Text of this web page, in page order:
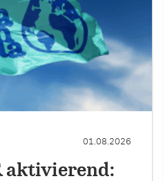
01.08.2026
aktivierend: